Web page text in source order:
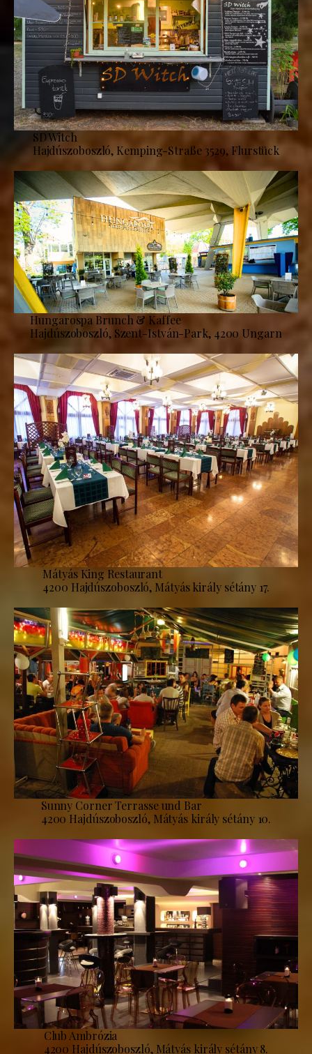
SD Witch
Hajdúszoboszló, Kemping-Straße 3529, Flurstück
Hungarospa Brunch & Kaffee
Hajdúszoboszló, Szent-István-Park, 4200 Ungarn
Mátyás King Restaurant
4200 Hajdúszoboszló, Mátyás király sétány 17.
Sunny Corner Terrasse und Bar
4200 Hajdúszoboszló, Mátyás király sétány 10.
Club Ambrózia
4200 Hajdúszoboszló, Mátyás király sétány 8.